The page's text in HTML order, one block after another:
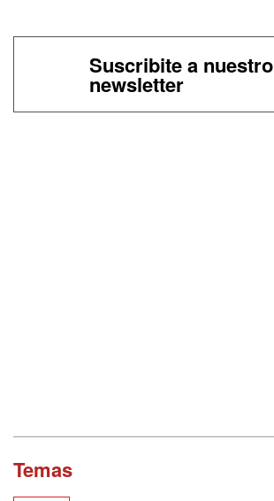
Suscribite a nuestro
newsletter
Temas